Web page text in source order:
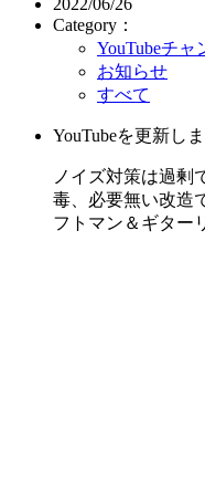
2022/06/26
Category：
YouTubeチャ
お知らせ
すべて
YouTubeを更新しま
ノイズ対策は過剰
毒、必要無い改造
フトマン＆ギター